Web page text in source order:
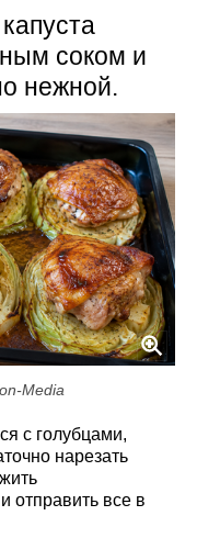
соком и
нежной.
Media
с голубцами,
нарезать
отправить все в